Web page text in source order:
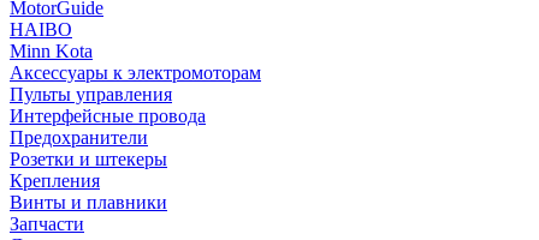
MotorGuide
HAIBO
Minn Kota
Аксессуары к электромоторам
Пульты управления
Интерфейсные провода
Предохранители
Розетки и штекеры
Крепления
Винты и плавники
Запчасти